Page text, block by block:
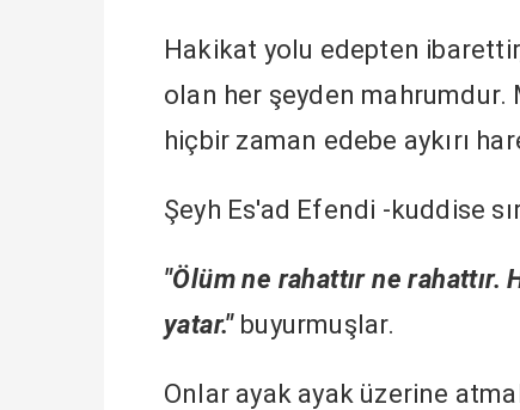
Hakikat yolu edepten
olan her şeyden
hiçbir zaman edebe aykırı
Şeyh Es'ad Efendi -kuddise
"Ölüm ne rahattır ne rahattır.
yatar." buyurmuşlar.
Onlar ayak ayak üzerine